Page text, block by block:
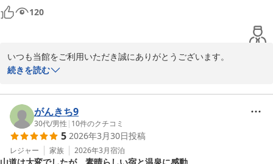
120
いつも当館をご利用いただき誠にありがとうございます。
鳥のさえずりを聴きながらボーッとするお時間は、三瓶の自然を感
今後もご満足いただけますようスタッフ一同精進してまいります。
またのご利用心よりお待ちしております。
三瓶温泉 国民宿舎さんべ荘
2026-04-23
続きを読む
がんきち9
30代/男性 | 10件のクチコミ
5 2026年3月30日投稿
レジャー 家族 2026年3月宿泊